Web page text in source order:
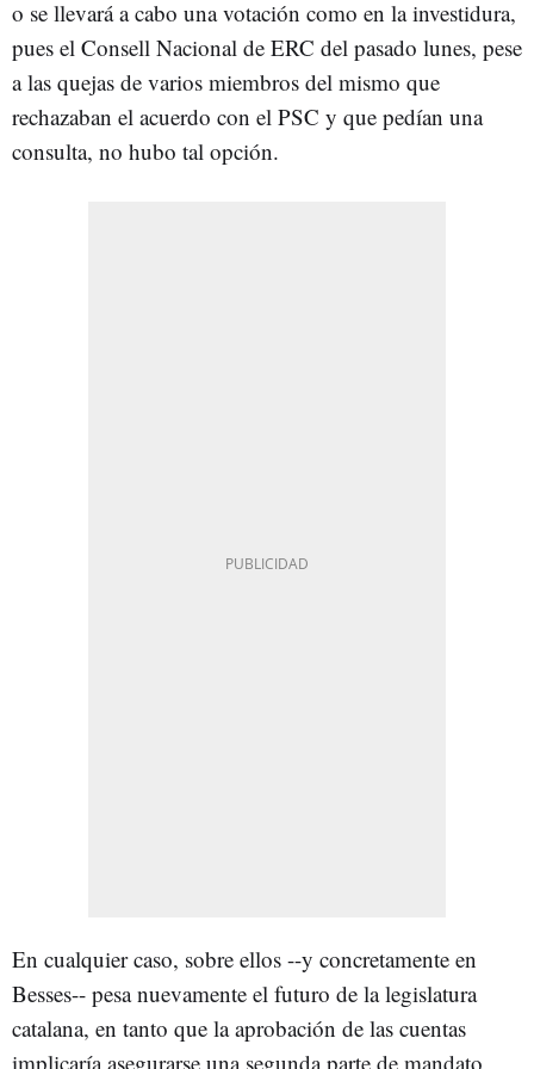
o se llevará a cabo una votación como en la investidura,
pues el Consell Nacional de ERC del pasado lunes, pese
a las quejas de varios miembros del mismo que
rechazaban el acuerdo con el PSC y que pedían una
consulta, no hubo tal opción.
En cualquier caso, sobre ellos --y concretamente en
Besses-- pesa nuevamente el futuro de la legislatura
catalana, en tanto que la aprobación de las cuentas
implicaría asegurarse una segunda parte de mandato